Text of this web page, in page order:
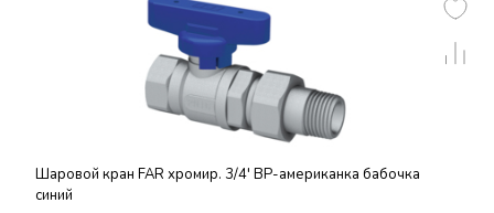
Шаровой кран FAR хромир. 3/4' ВР-американка бабочка
синий